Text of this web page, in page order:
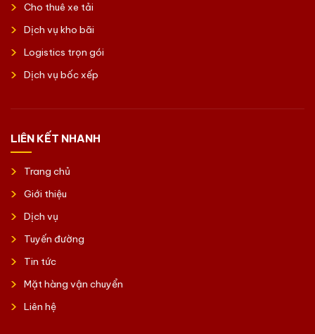
Cho thuê xe tải
Dịch vụ kho bãi
Logistics trọn gói
Dịch vụ bốc xếp
LIÊN KẾT NHANH
Trang chủ
Giới thiệu
Dịch vụ
Tuyến đường
Tin tức
Mặt hàng vận chuyển
Liên hệ